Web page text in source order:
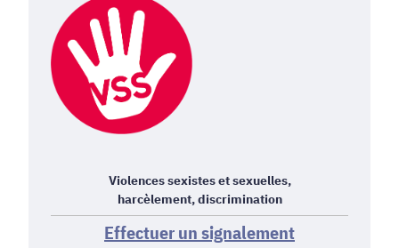
Violences sexistes et sexuelles,
harcèlement, discrimination
Effectuer un signalement